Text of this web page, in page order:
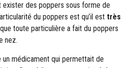
exister des poppers sous forme de
du poppers est qu’il est très
toute particulière a fait du poppers
nez.
un médicament qui permettait de